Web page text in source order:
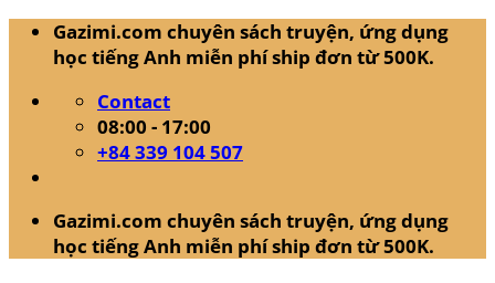
Skip
Gazimi.com chuyên sách truyện, ứng dụng
học tiếng Anh miễn phí ship đơn từ 500K.
Contact
08:00 - 17:00
+84 339 104 507
Gazimi.com chuyên sách truyện, ứng dụng
học tiếng Anh miễn phí ship đơn từ 500K.